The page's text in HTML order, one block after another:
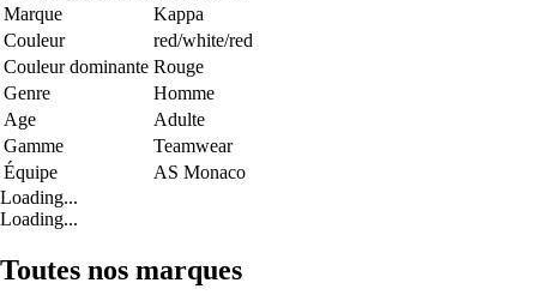
Marque
Kappa
Couleur
red/white/red
Couleur dominante Rouge
Genre
Homme
Age
Adulte
Gamme
Teamwear
Équipe
AS Monaco
Loading...
Loading...
Toutes nos marques